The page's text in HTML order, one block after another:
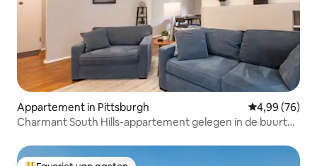
Appartement in Pittsburgh Gemiddelde
4,99 (76)
Charmant South Hills-appartement gelegen in de buurt